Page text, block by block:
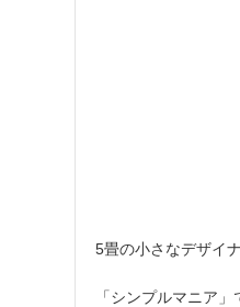
5畳の小さなデザイ
「シンプルマニア